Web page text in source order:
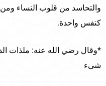
والتحاسد من قلوب النساء
كنفس واحدة.
*وقال رضي الله عنه: ملذات
شىء